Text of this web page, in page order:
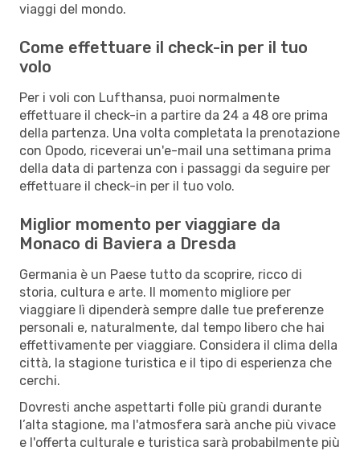
viaggi del mondo.
Come effettuare il check-in per il tuo
volo
Per i voli con Lufthansa, puoi normalmente
effettuare il check-in a partire da 24 a 48 ore prima
della partenza. Una volta completata la prenotazione
con Opodo, riceverai un'e-mail una settimana prima
della data di partenza con i passaggi da seguire per
effettuare il check-in per il tuo volo.
Miglior momento per viaggiare da
Monaco di Baviera a Dresda
Germania è un Paese tutto da scoprire, ricco di
storia, cultura e arte. Il momento migliore per
viaggiare lì dipenderà sempre dalle tue preferenze
personali e, naturalmente, dal tempo libero che hai
effettivamente per viaggiare. Considera il clima della
città, la stagione turistica e il tipo di esperienza che
cerchi.
Dovresti anche aspettarti folle più grandi durante
l’alta stagione, ma l'atmosfera sarà anche più vivace
e l'offerta culturale e turistica sarà probabilmente più